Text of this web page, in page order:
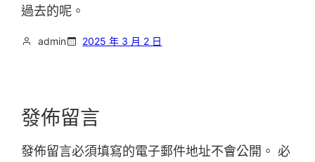
過去的呢。
admin 2025 年 3 月 2 日
發佈留言
發佈留言必須填寫的電子郵件地址不會公開。 必